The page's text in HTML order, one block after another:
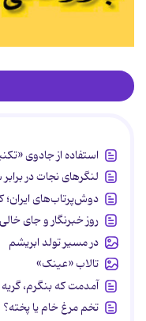
استفاده از جادوی
لنگرهای نجات در
دوش‌پرتاب‌های
روز خبرنگار و جای
در مسیر تولد ابریشم
تالاب «عینک»
آمدمت که بنگرم،
تخم مرغ خام یا پخته؟